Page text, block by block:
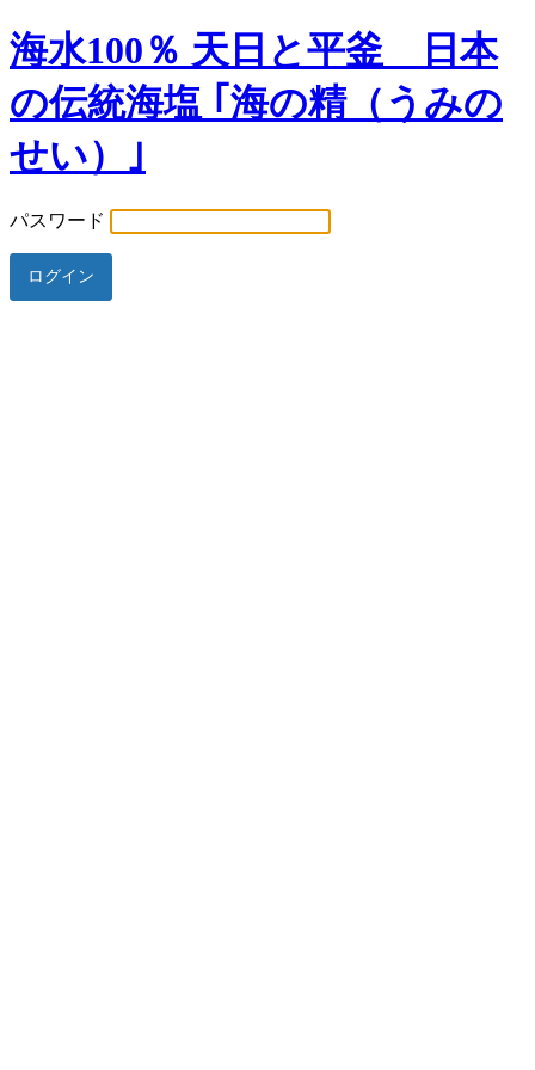
海水100％ 天日と平釜 日本
の伝統海塩 ｢海の精（うみの
せい）｣
パスワード